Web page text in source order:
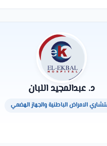
د. عبدالمجيد اللبان
الامراض الباطنية والجهاز الهضمي